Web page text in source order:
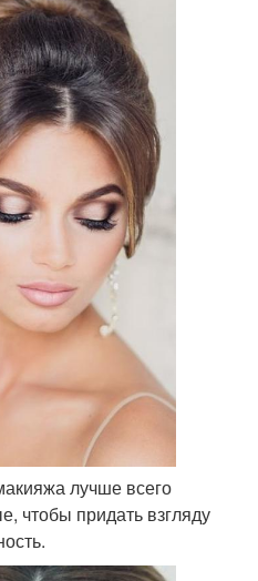
лучше всего
чтобы придать взгляду